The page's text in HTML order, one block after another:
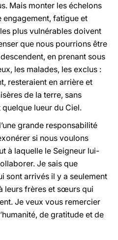
Mais monter les échelons
engagement, fatigue et
plus vulnérables doivent
que nous pourrions être
en prenant sous
les malades, les exclus :
resteraient en arrière et
de la terre, sans
lueur du Ciel.
grande responsabilité
si nous voulons
à laquelle le Seigneur lui-
Je sais que
sont arrivés il y a seulement
leurs frères et sœurs qui
Je veux vous remercier
de gratitude et de